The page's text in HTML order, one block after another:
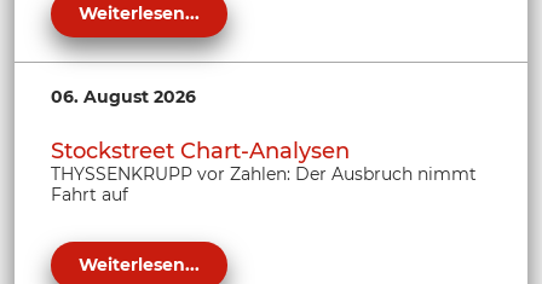
Weiterlesen...
06. August 2026
Stockstreet Chart-Analysen
THYSSENKRUPP vor Zahlen: Der Ausbruch nimmt
Fahrt auf
Weiterlesen...